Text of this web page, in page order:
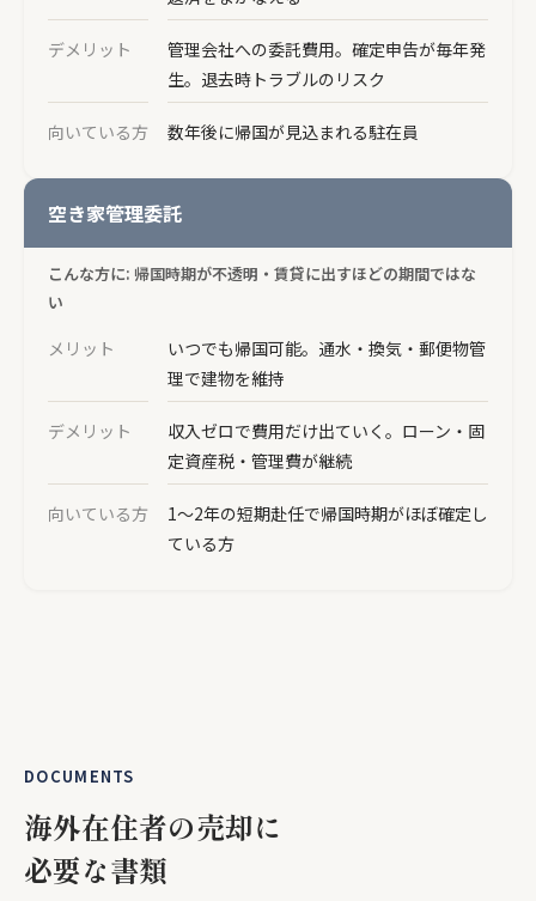
デメリット
管理会社への委託費用。確定申告が毎年発
生。退去時トラブルのリスク
向いている方 数年後に帰国が見込まれる駐在員
空き家管理委託
こんな方に: 帰国時期が不透明・賃貸に出すほどの期間ではな
い
メリット
いつでも帰国可能。通水・換気・郵便物管
理で建物を維持
デメリット
収入ゼロで費用だけ出ていく。ローン・固
定資産税・管理費が継続
向いている方
1〜2年の短期赴任で帰国時期がほぼ確定し
ている方
DOCUMENTS
海外在住者の売却に
必要な書類